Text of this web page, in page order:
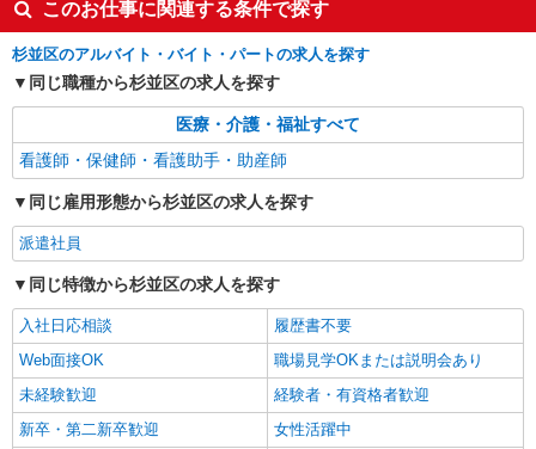
詳細を見る
職業紹介
株式会社kotrio /●YK-S-2023712
西荻窪駅≫高級シニアマンションの看護師▼居
室の巡回等
時給2400円〜＜交通費全額支給(ガソリン代含
派遣社員
株式会社kotrio /●SW-H2-1983938
上北沢駅＊日勤のみ/残業なし！健康管理メイ
ンの看護スタッフ
このお仕事に関連する条件で探す
杉並区のアルバイト・バイト・パートの求人を探す
同じ職種から杉並区の求人を探す
医療・介護・福祉すべて
看護師・保健師・看護助手・助産師
同じ雇用形態から杉並区の求人を探す
派遣社員
同じ特徴から杉並区の求人を探す
入社日応相談
履歴書不要
Web面接OK
職場見学OKまたは説明会あり
未経験歓迎
経験者・有資格者歓迎
新卒・第二新卒歓迎
女性活躍中